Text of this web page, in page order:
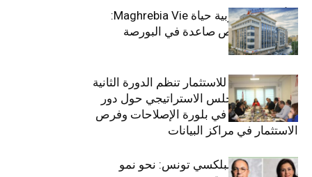
التأمينات المغربية حياة Maghrebia Vie:
فاعل رائد بفرص صاعدة في البورصة
(+34.8%)
الهيئة التونسية للاستثمار تنظم الدورة الثانية
والعشرين للمجلس الاستراتيجي حول دور
القطاع الخاص في بلورة الإصلاحات وفرص
الاستثمار في مراكز البيانات
قيادة مزدوجة لبلكسي تونس: نحو نمو